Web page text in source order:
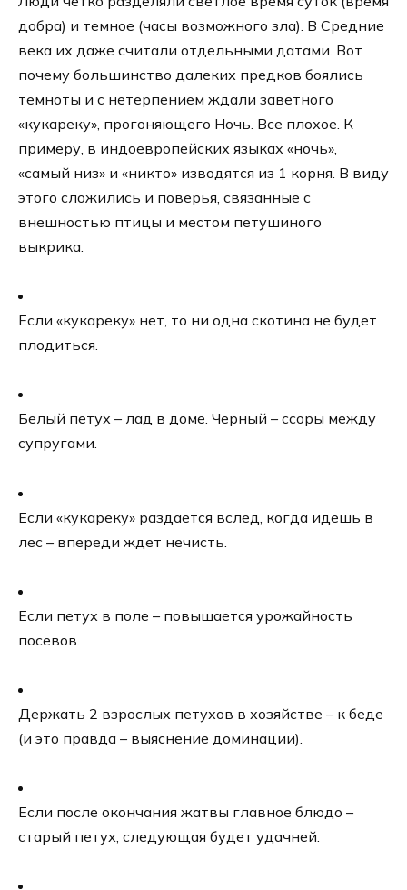
добра) и темное (часы возможного зла). В Средние
века их даже считали отдельными датами. Вот
почему большинство далеких предков боялись
темноты и с нетерпением ждали заветного
«кукареку», прогоняющего Ночь. Все плохое. К
примеру, в индоевропейских языках «ночь»,
«самый низ» и «никто» изводятся из 1 корня. В виду
этого сложились и поверья, связанные с
внешностью птицы и местом петушиного
выкрика.
Если «кукареку» нет, то ни одна скотина не будет
плодиться.
Белый петух – лад в доме. Черный – ссоры между
супругами.
Если «кукареку» раздается вслед, когда идешь в
лес – впереди ждет нечисть.
Если петух в поле – повышается урожайность
посевов.
Держать 2 взрослых петухов в хозяйстве – к беде
(и это правда – выяснение доминации).
Если после окончания жатвы главное блюдо –
старый петух, следующая будет удачней.